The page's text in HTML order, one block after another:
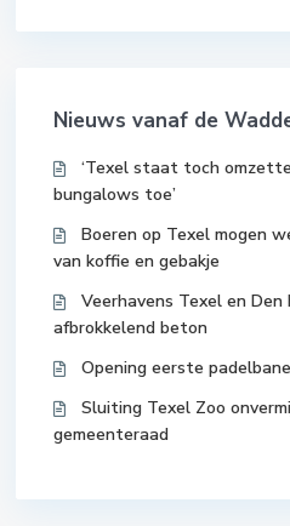
Nieuws vanaf de
‘Texel staat toch
bungalows toe’
Boeren op Texel mogen
van koffie en gebakje
Veerhavens Texel en
afbrokkelend beton
Opening eerste
Sluiting Texel Zoo
gemeenteraad